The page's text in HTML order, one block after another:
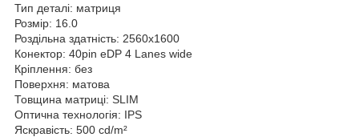
Тип деталі: матриця
Розмір: 16.0
Роздільна здатність: 2560x1600
Конектор: 40pin eDP 4 Lanes wide
Кріплення: без
Поверхня: матова
Товщина матриці: SLIM
Оптична технологія: IPS
Яскравість: 500 cd/m²